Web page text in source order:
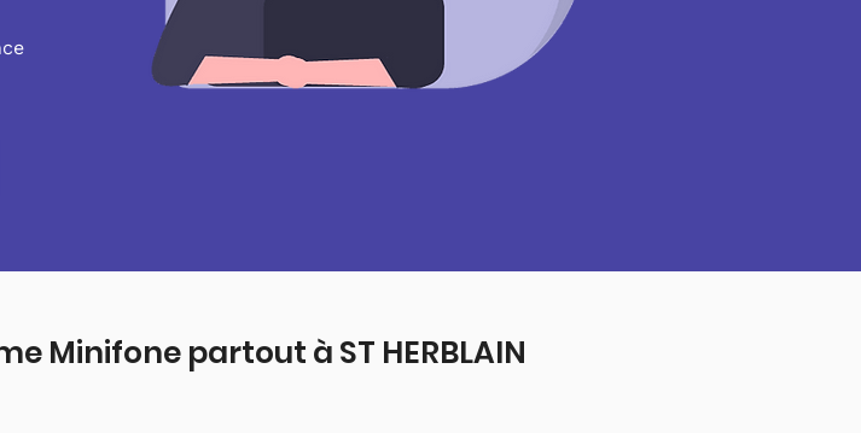
Minifone partout à ST HERBLAIN